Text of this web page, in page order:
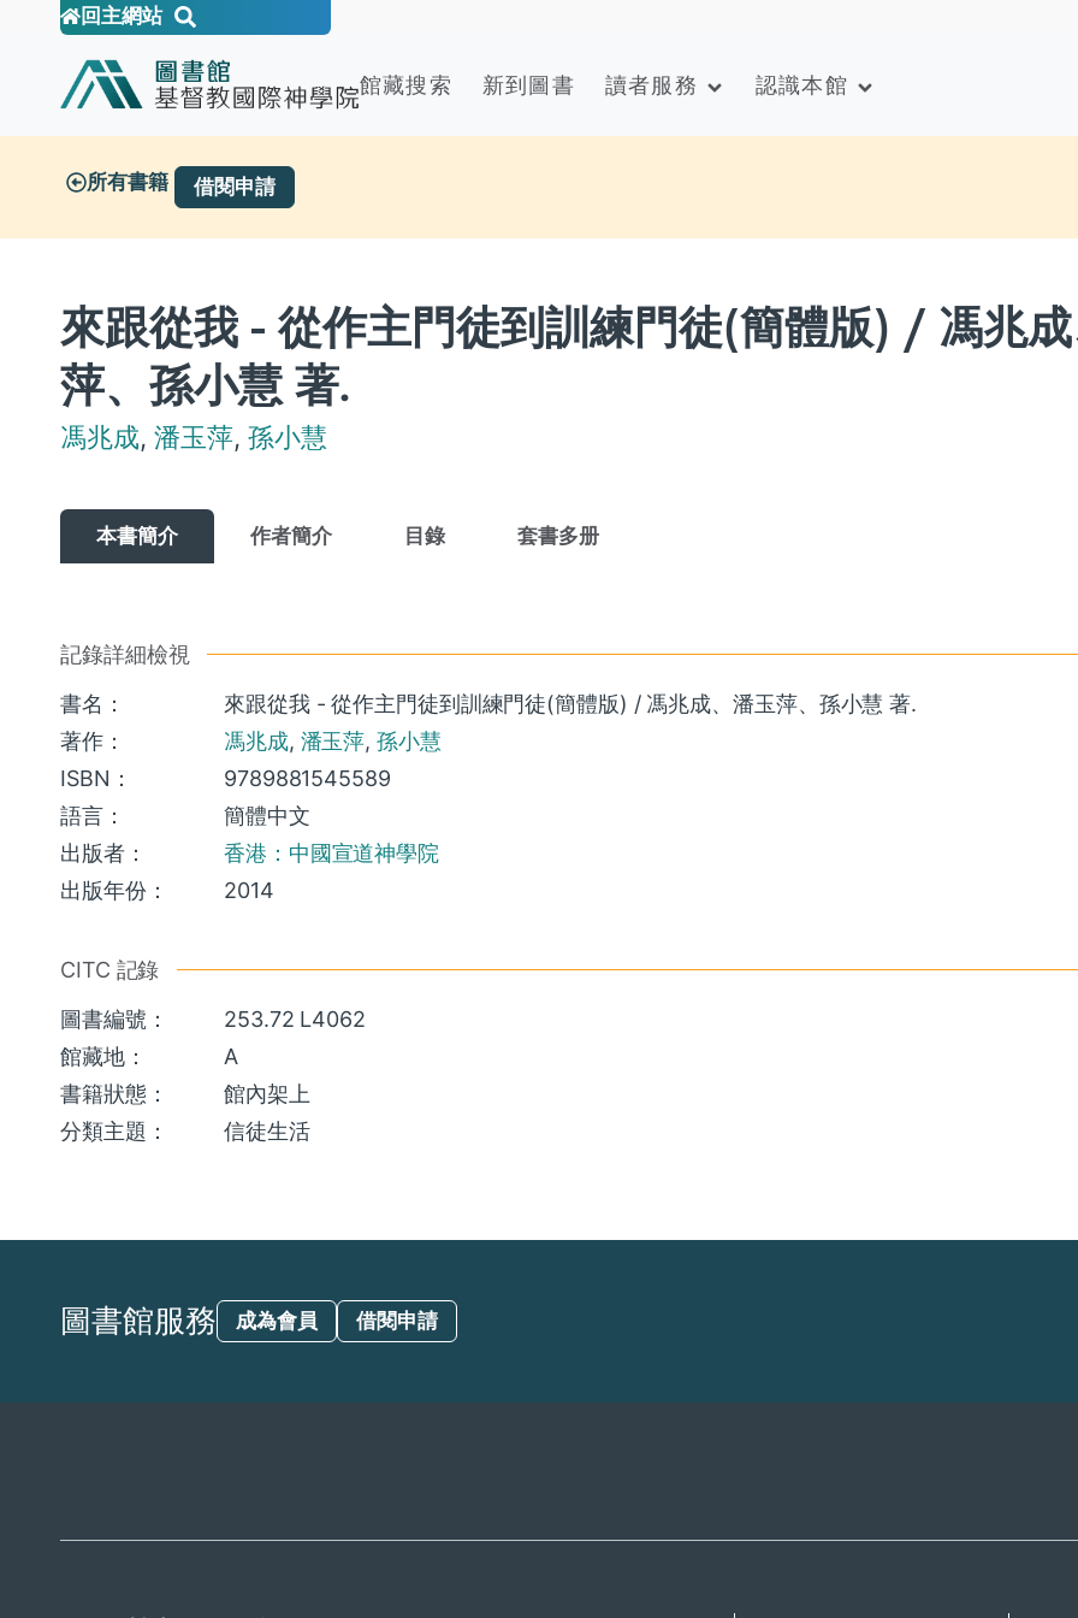
回主網站
館藏搜索 新到圖書 讀者服務 認識本館
所有書籍 借閱申請
來跟從我 - 從作主門徒到訓練門徒(簡體版) / 馮兆
萍、孫小慧 著.
馮兆成, 潘玉萍, 孫小慧
本書簡介 作者簡介 目錄 套書多册
記錄詳細檢視
書名：
來跟從我 - 從作主門徒到訓練門徒(簡體版) / 馮兆成、潘玉萍、孫小慧 著.
著作：
馮兆成, 潘玉萍,孫小慧
ISBN：
9789881545589
語言：
簡體中文
出版者：
香港：中國宣道神學院
出版年份：
2014
CITC 記錄
圖書編號：
253.72 L4062
館藏地：
A
書籍狀態：
館內架上
分類主題：
信徒生活
圖書館服務 成為會員 借閱申請